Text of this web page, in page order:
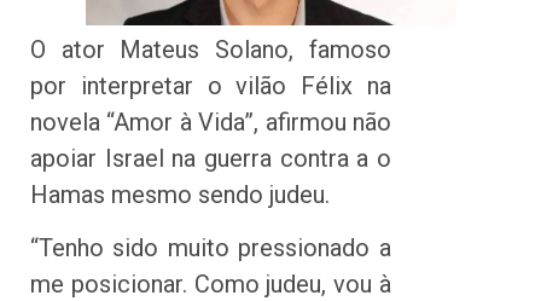
O ator Mateus Solano, famoso
por interpretar o vilão Félix na
novela “Amor à Vida”, afirmou não
apoiar Israel na guerra contra a o
Hamas mesmo sendo judeu.
“Tenho sido muito pressionado a
me posicionar. Como judeu, vou à